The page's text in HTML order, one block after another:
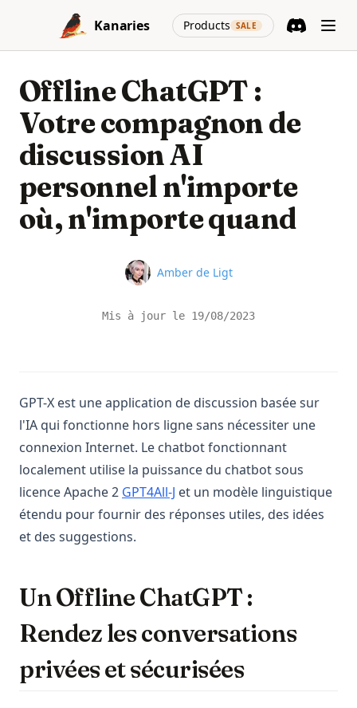
Skip to content
Kanaries
Products SALE
(opens in a
Offline ChatGPT :
Votre compagnon de
discussion AI
personnel n'importe
où, n'importe quand
Name
Amber de Ligt
Mis à jour le 19/08/2023
GPT-X est une application de discussion basée sur
l'IA qui fonctionne hors ligne sans nécessiter une
connexion Internet. Le chatbot fonctionnant
localement utilise la puissance du chatbot sous
licence Apache 2 GPT4All-J et un modèle linguistique
étendu pour fournir des réponses utiles, des idées
et des suggestions.
Un Offline ChatGPT :
Rendez les conversations
privées et sécurisées